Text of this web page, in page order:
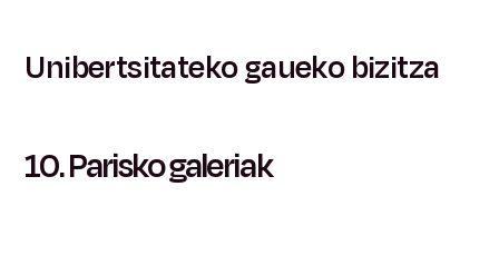
Unibertsitateko gaueko bizitza
10.Parisko galeriak